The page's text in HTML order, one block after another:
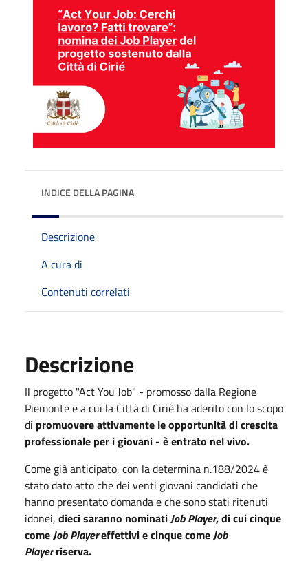
INDICE DELLA PAGINA
Descrizione
A cura di
Contenuti correlati
Descrizione
Il progetto "Act You Job" - promosso dalla Regione
Piemonte e a cui la Città di Ciriè ha aderito con lo scopo
di promuovere attivamente le opportunità di crescita
professionale per i giovani - è entrato nel vivo.
Come già anticipato, con la determina n.188/2024 è
stato dato atto che dei venti giovani candidati che
hanno presentato domanda e che sono stati ritenuti
idonei, dieci saranno nominatiJob Player, di cui cinque
comeJob Playereffettivi e cinque comeJob
Playerriserva.